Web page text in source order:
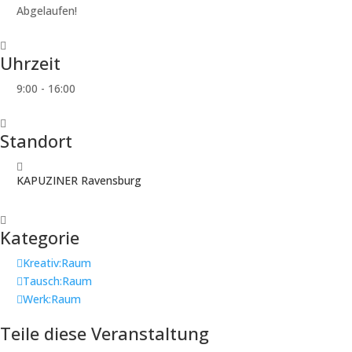
Abgelaufen!
Uhrzeit
9:00 - 16:00
Standort
KAPUZINER Ravensburg
Kategorie
Kreativ:Raum
Tausch:Raum
Werk:Raum
Teile diese Veranstaltung